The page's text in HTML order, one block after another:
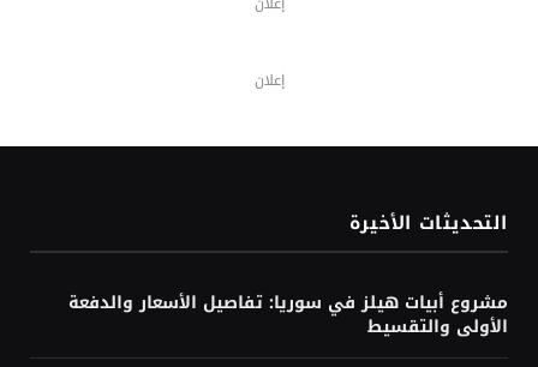
إعلان
التحديثات الأخيرة
مشروع أبيات هيلز في سوريا: تفاصيل الأسعار والدفعة
الأولى والتقسيط